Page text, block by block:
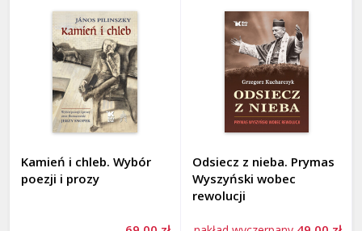
Kamień i chleb. Wybór
poezji i prozy
Odsiecz z nieba. Prymas
Wyszyński wobec
rewolucji